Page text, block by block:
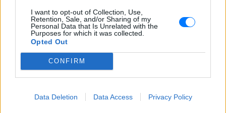
I want to opt-out of Collection, Use,
Retention, Sale, and/or Sharing of my
Personal Data that Is Unrelated with the
Purposes for which it was collected.
Opted Out
CONFIRM
Data Deletion Data Access Privacy Policy